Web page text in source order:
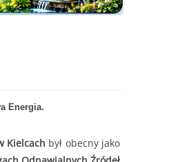
Energia.
Kielcach był obecny jako